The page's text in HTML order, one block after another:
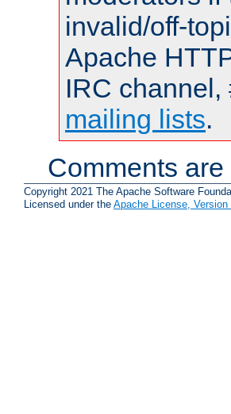
invalid/off-
Apache
IRC channel,
mailing lists.
Comments
Copyright 2021 The Apache Software
Licensed under the Apache License, Version